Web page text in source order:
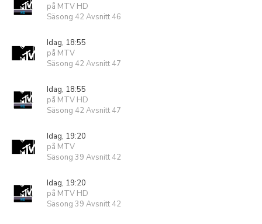
på MTV HD
Säsong 42 Avsnitt 46
Idag, 18:55
på MTV
Säsong 42 Avsnitt 47
Idag, 18:55
på MTV HD
Säsong 42 Avsnitt 47
Idag, 19:20
på MTV
Säsong 39 Avsnitt 42
Idag, 19:20
på MTV HD
Säsong 39 Avsnitt 42